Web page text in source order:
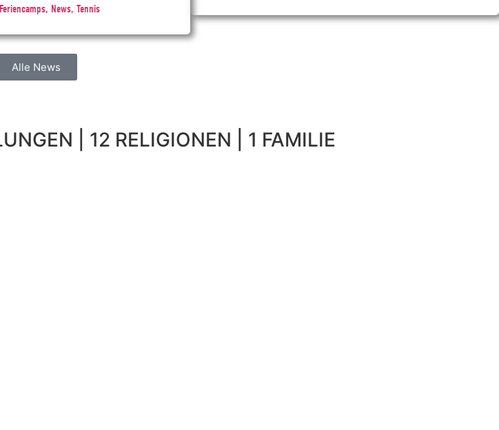
Feriencamps, News, Tennis
Alle News
| 12 RELIGIONEN | 1 FAMILIE